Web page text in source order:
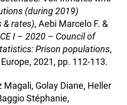
(during 2019)
& rates), Aebi Marcelo F. &
I – 2020 – Council of
Prison populations,
2021, pp. 112-113.
Golay Diane, Heller
Stéphanie,